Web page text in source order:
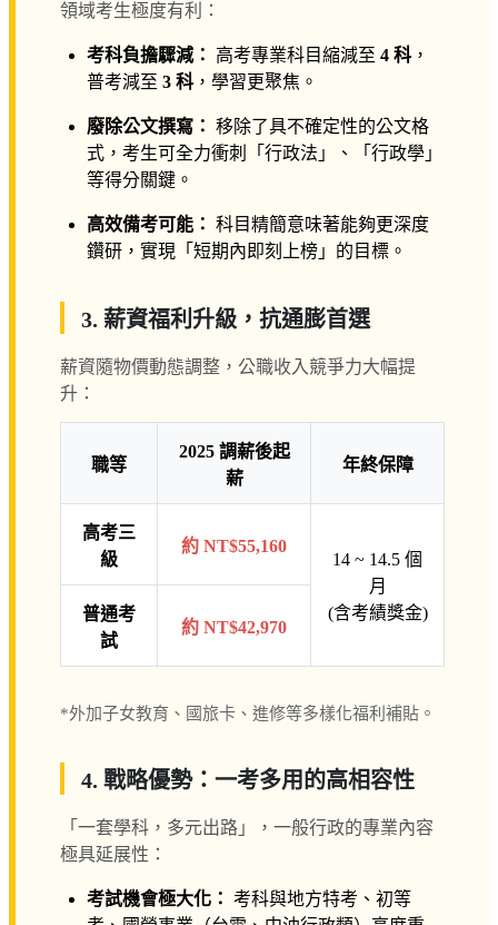
領域考生極度有利：
考科負擔驟減： 高考專業科目縮減至 4 科 ，
普考減至 3 科 ，學習更聚焦。
廢除公文撰寫： 移除了具不確定性的公文格
式，考生可全力衝刺「行政法」、「行政學」
等得分關鍵。
高效備考可能： 科目精簡意味著能夠更深度
鑽研，實現「短期內即刻上榜」的目標。
3. 薪資福利升級，抗通膨首選
薪資隨物價動態調整，公職收入競爭力大幅提
升：
職等
2025 調薪後起
薪
年終保障
高考三
級
約 NT$55,160
14 ~ 14.5 個
月
(含考績獎金)
普通考
試
約 NT$42,970
*外加子女教育、國旅卡、進修等多樣化福利補貼。
4. 戰略優勢：一考多用的高相容性
「一套學科，多元出路」，一般行政的專業內容
極具延展性：
考試機會極大化： 考科與地方特考、初等